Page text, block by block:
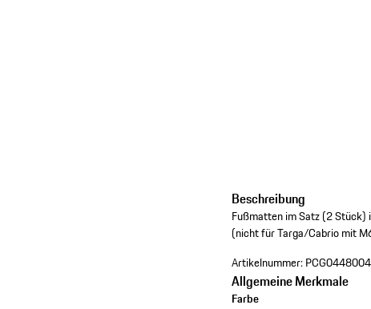
Beschreibung
Fußmatten im Satz (2 Stück)
(nicht für Targa/Cabrio mit
Artikelnummer:
Allgemeine Merkmale
Farbe